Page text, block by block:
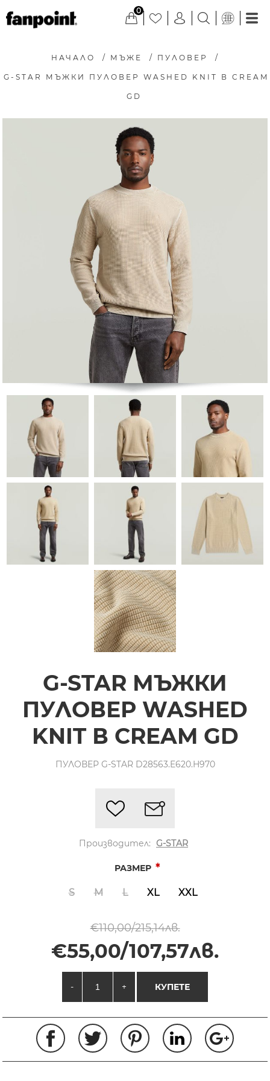
0
НАЧАЛО / МЪЖЕ / ПУЛОВЕР /
G-STAR МЪЖКИ ПУЛОВЕР WASHED KNIT В CREAM
GD
G-STAR МЪЖКИ
ПУЛОВЕР WASHED
KNIT В CREAM GD
ПУЛОВЕР G-STAR D28563.E620.H970
Производител: G-STAR
РАЗМЕР *
S M L XL XXL
€110,00/215,14лв.
€55,00/107,57лв.
- + КУПЕТЕ